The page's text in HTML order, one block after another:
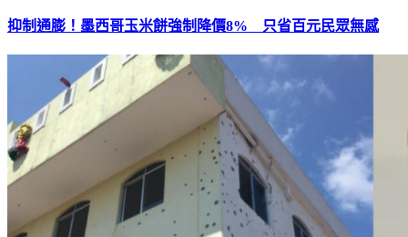
抑制通膨！墨西哥玉米餅強制降價8% 只省百元民眾無感